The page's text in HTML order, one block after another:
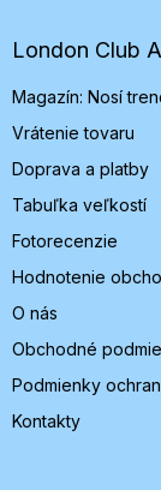
e
London Club
Magazín: Nosí
Vrátenie tovaru
Doprava a platby
Tabuľka veľkostí
Fotorecenzie
Hodnotenie
O nás
Obchodné
Podmienky
Kontakty